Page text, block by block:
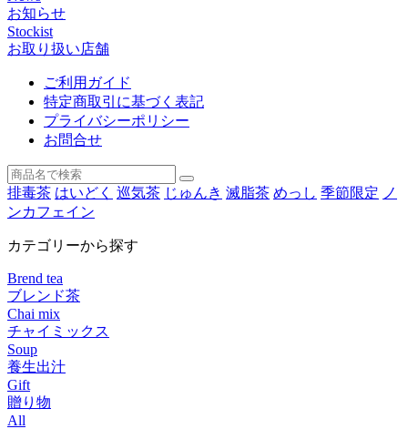
お知らせ
Stockist
お取り扱い店舗
ご利用ガイド
特定商取引に基づく表記
プライバシーポリシー
お問合せ
排毒茶 はいどく 巡気茶 じゅんき 滅脂茶 めっし 季節限定 ノ
ンカフェイン
カテゴリーから探す
Brend tea
ブレンド茶
Chai mix
チャイミックス
Soup
養生出汁
Gift
贈り物
All